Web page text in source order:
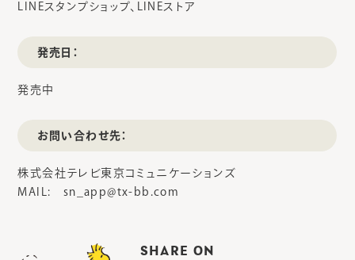
LINEスタンプショップ、LINEストア
発売日：
発売中
お問い合わせ先：
株式会社テレビ東京コミュニケーションズ
MAIL: sn_app@tx-bb.com
SHARE ON